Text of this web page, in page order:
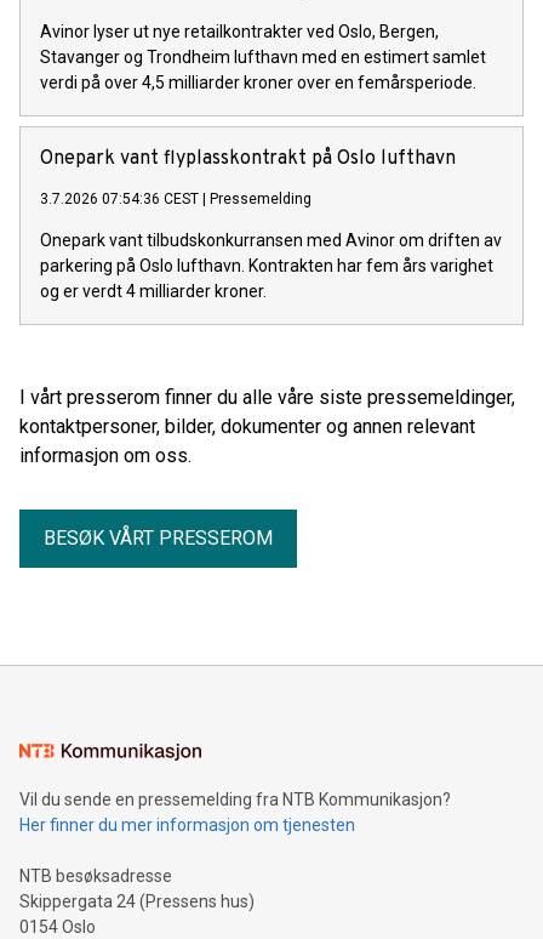
Avinor lyser ut nye retailkontrakter ved Oslo, Bergen,
Stavanger og Trondheim lufthavn med en estimert samlet
verdi på over 4,5 milliarder kroner over en femårsperiode.
Onepark vant flyplasskontrakt på Oslo lufthavn
3.7.2026 07:54:36 CEST Pressemelding
Onepark vant tilbudskonkurransen med Avinor om driften av
parkering på Oslo lufthavn. Kontrakten har fem års varighet
og er verdt 4 milliarder kroner.
I vårt presserom finner du alle våre siste pressemeldinger,
kontaktpersoner, bilder, dokumenter og annen relevant
informasjon om oss.
BESØK VÅRT PRESSEROM
Vil du sende en pressemelding fra NTB Kommunikasjon?
Her finner du mer informasjon om tjenesten
NTB besøksadresse
Skippergata 24 (Pressens hus)
0154 Oslo